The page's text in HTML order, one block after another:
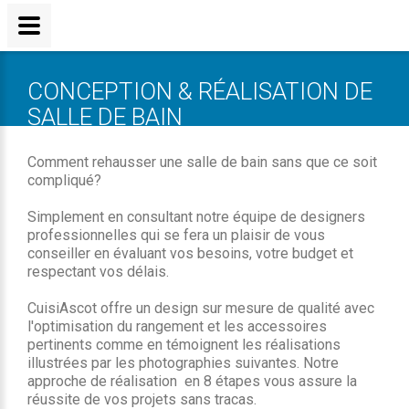
CONCEPTION & RÉALISATION DE
SALLE DE BAIN
Comment rehausser une salle de bain sans que ce soit
compliqué?
Simplement en consultant notre équipe de designers
professionnelles qui se fera un plaisir de vous
conseiller en évaluant vos besoins, votre budget et
respectant vos délais.
CuisiAscot offre un design sur mesure de qualité avec
l'optimisation du rangement et les accessoires
pertinents comme en témoignent les réalisations
illustrées par les photographies suivantes. Notre
approche de réalisation en 8 étapes vous assure la
réussite de vos projets sans tracas.